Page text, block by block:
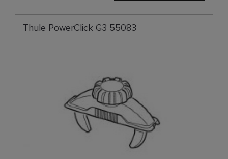
Thule PowerClick G3 55083